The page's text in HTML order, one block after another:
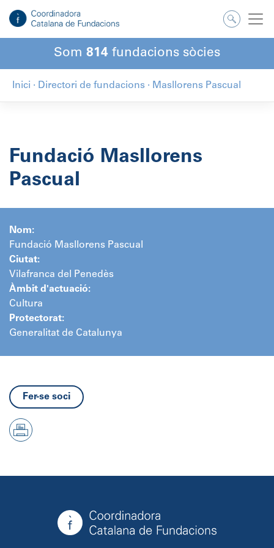
contingut
Som 814 fundacions sòcies
Inici · Directori de fundacions · Masllorens Pascual
Fundació Masllorens
Pascual
Nom:
Fundació Masllorens Pascual
Ciutat:
Vilafranca del Penedès
Àmbit d'actuació:
Cultura
Protectorat:
Generalitat de Catalunya
Fer-se soci